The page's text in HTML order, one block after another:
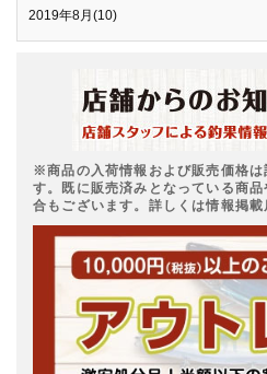
2019年8月(10)
※商品の入荷情報および販売価格は
す。既に販売済みとなっている商
合もございます。詳しくは情報掲載